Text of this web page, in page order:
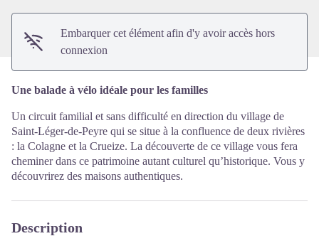
Embarquer cet élément afin d'y avoir accès hors
connexion
Une balade à vélo idéale pour les familles
Un circuit familial et sans difficulté en direction du village de
Saint-Léger-de-Peyre qui se situe à la confluence de deux rivières
: la Colagne et la Crueize. La découverte de ce village vous fera
cheminer dans ce patrimoine autant culturel qu’historique. Vous y
découvrirez des maisons authentiques.
Description